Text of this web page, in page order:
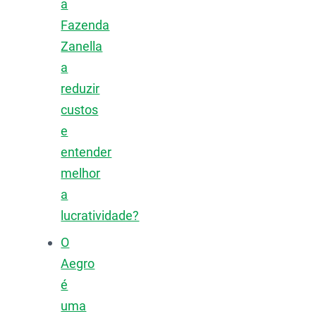
a
Fazenda
Zanella
a
reduzir
custos
e
entender
melhor
a
lucratividade?
O
Aegro
é
uma